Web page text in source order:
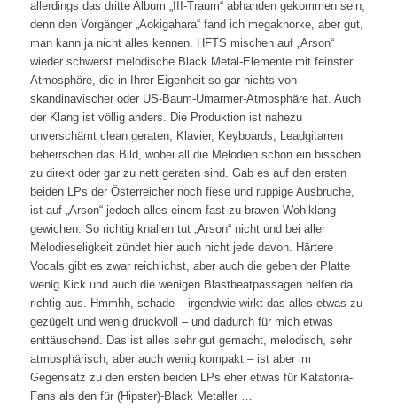
allerdings das dritte Album „III-Traum“ abhanden gekommen sein,
denn den Vorgänger „Aokigahara“ fand ich megaknorke, aber gut,
man kann ja nicht alles kennen. HFTS mischen auf „Arson“
wieder schwerst melodische Black Metal-Elemente mit feinster
Atmosphäre, die in Ihrer Eigenheit so gar nichts von
skandinavischer oder US-Baum-Umarmer-Atmosphäre hat. Auch
der Klang ist völlig anders. Die Produktion ist nahezu
unverschämt clean geraten, Klavier, Keyboards, Leadgitarren
beherrschen das Bild, wobei all die Melodien schon ein bisschen
zu direkt oder gar zu nett geraten sind. Gab es auf den ersten
beiden LPs der Österreicher noch fiese und ruppige Ausbrüche,
ist auf „Arson“ jedoch alles einem fast zu braven Wohlklang
gewichen. So richtig knallen tut „Arson“ nicht und bei aller
Melodieseligkeit zündet hier auch nicht jede davon. Härtere
Vocals gibt es zwar reichlichst, aber auch die geben der Platte
wenig Kick und auch die wenigen Blastbeatpassagen helfen da
richtig aus. Hmmhh, schade – irgendwie wirkt das alles etwas zu
gezügelt und wenig druckvoll – und dadurch für mich etwas
enttäuschend. Das ist alles sehr gut gemacht, melodisch, sehr
atmosphärisch, aber auch wenig kompakt – ist aber im
Gegensatz zu den ersten beiden LPs eher etwas für Katatonia-
Fans als den für (Hipster)-Black Metaller …